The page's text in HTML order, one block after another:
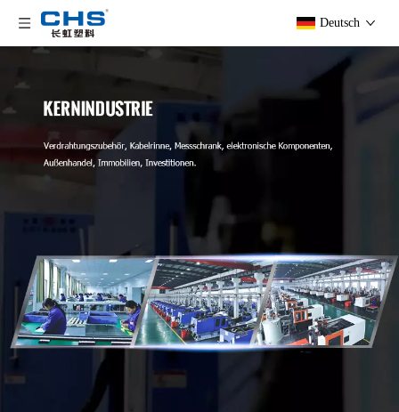
Deutsch